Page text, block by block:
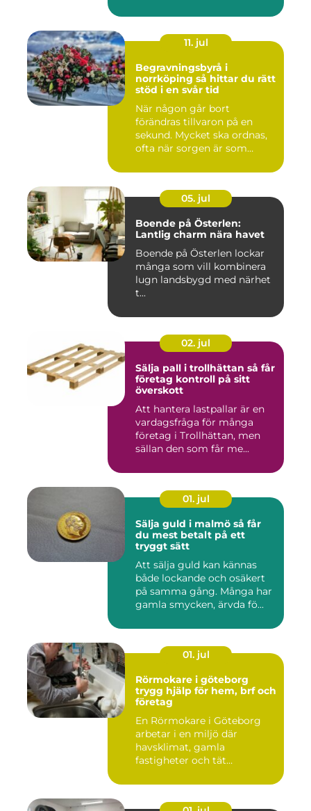
11. jul
Begravningsbyrå i
norrköping så hittar du rätt
stöd i en svår tid
När någon går bort
förändras tillvaron på en
sekund. Mycket ska ordnas,
ofta när sorgen är som
05. jul
Boende på Österlen:
Lantlig charm nära havet
Boende på Österlen lockar
många som vill kombinera
lugn landsbygd med närhet
t...
02. jul
Sälja pall i trollhättan så får
företag kontroll på sitt
överskott
Att hantera lastpallar är en
vardagsfråga för många
företag i Trollhättan, men
sällan den som får me...
01. jul
Sälja guld i malmö så får
du mest betalt på ett
tryggt sätt
Att sälja guld kan kännas
både lockande och osäkert
på samma gång. Många har
gamla smycken, ärvda fö...
01. jul
Rörmokare i göteborg
trygg hjälp för hem, brf och
företag
En Rörmokare i Göteborg
arbetar i en miljö där
havsklimat, gamla
fastigheter och tät